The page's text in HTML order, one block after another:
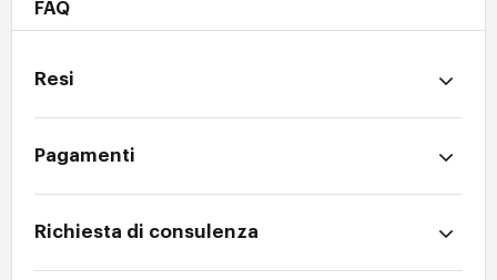
FAQ
Resi
Pagamenti
Richiesta di consulenza